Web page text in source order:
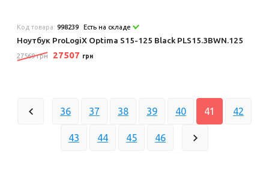
Код товара:998239 Есть на складе
Ноутбук ProLogiX Optima S15-125 Black PLS15.3BWN.125
27569 грн 27507 грн
36 37 38 39 40 41 42
43 44 45 46